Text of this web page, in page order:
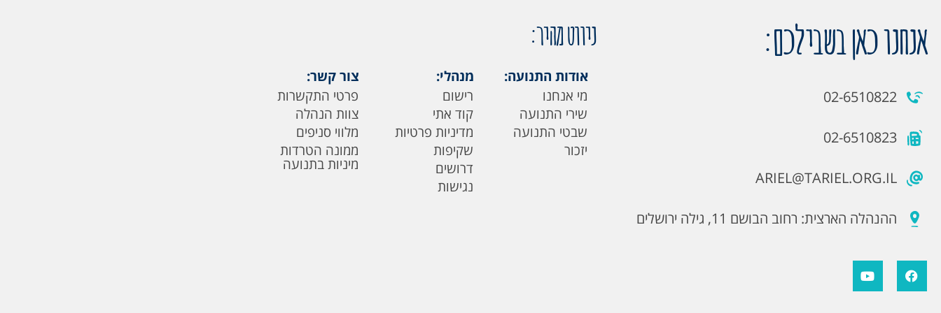
אנחנו כאן בשבילכם:
02-6510822
02-6510823
ARIEL@TARIEL.ORG.IL
ההנהלה הארצית: רחוב הבושם 11, גילה ירושלים
ניווט מהיר:
אודות התנועה:
מי אנחנו
שירי התנועה
שבטי התנועה
יזכור
מנהלי:
רישום
קוד אתי
מדיניות פרטיות
שקיפות
דרושים
נגישות
צור קשר:
פרטי התקשרות
צוות הנהלה
מלווי סניפים
ממונה הטרדות
מיניות בתנועה